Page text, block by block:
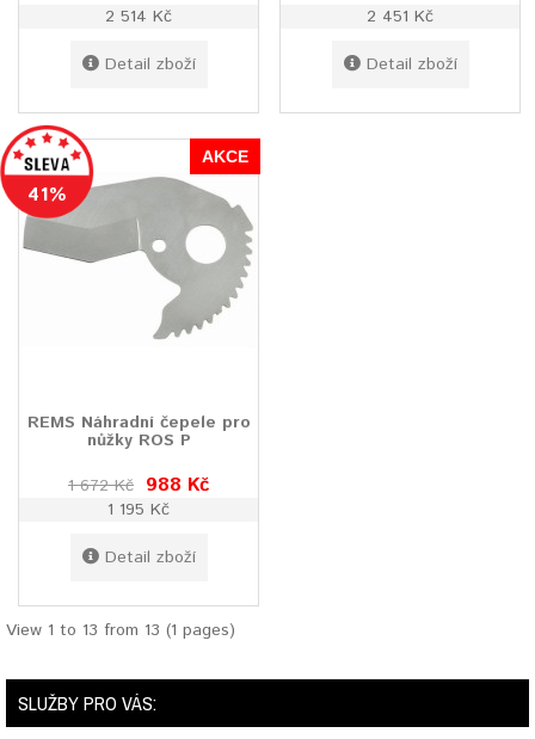
2 514 Kč
Detail zboží
2 451 Kč
Detail zboží
41%
AKCE
REMS Náhradní čepele pro
nůžky ROS P
1 672 Kč 988 Kč
1 195 Kč
Detail zboží
View 1 to 13 from 13 (1 pages)
SLUŽBY PRO VÁS: